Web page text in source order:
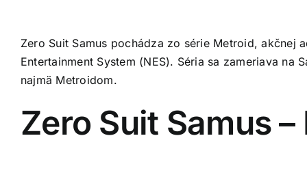
Zero Suit Samus pochádza zo série Metroid,
Entertainment System (NES). Séria sa zameriava
najmä Metroidom.
Zero Suit Samus